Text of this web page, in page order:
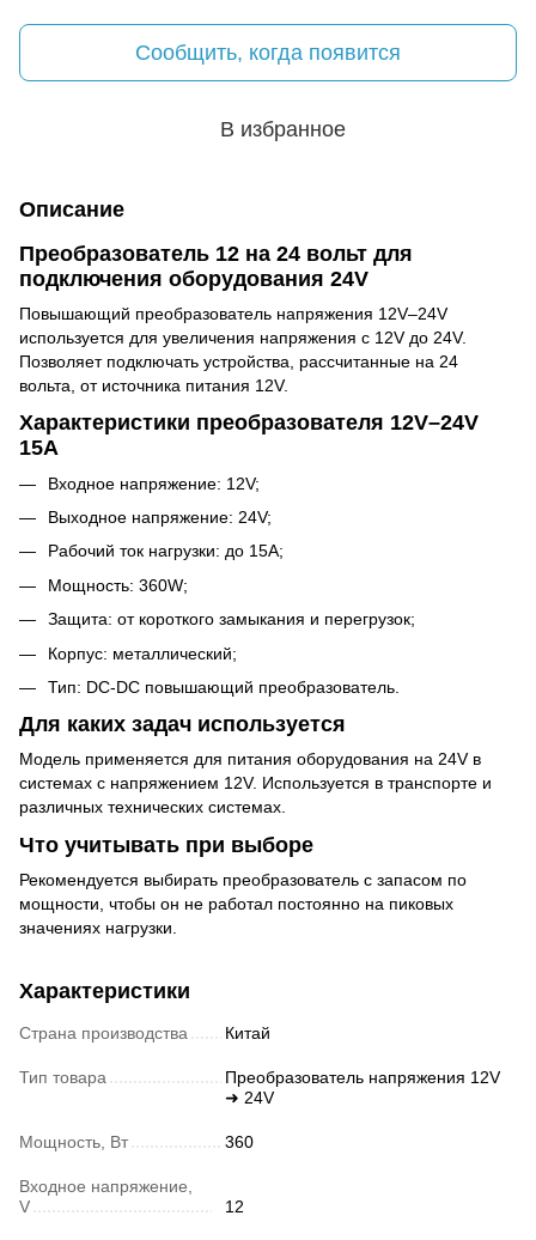
Сообщить, когда появится
В избранное
Описание
Преобразователь 12 на 24 вольт для
подключения оборудования 24V
Повышающий преобразователь напряжения 12V–24V
используется для увеличения напряжения с 12V до 24V.
Позволяет подключать устройства, рассчитанные на 24
вольта, от источника питания 12V.
Характеристики преобразователя 12V–24V
15A
Входное напряжение: 12V;
Выходное напряжение: 24V;
Рабочий ток нагрузки: до 15A;
Мощность: 360W;
Защита: от короткого замыкания и перегрузок;
Корпус: металлический;
Тип: DC-DC повышающий преобразователь.
Для каких задач используется
Модель применяется для питания оборудования на 24V в
системах с напряжением 12V. Используется в транспорте и
различных технических системах.
Что учитывать при выборе
Рекомендуется выбирать преобразователь с запасом по
мощности, чтобы он не работал постоянно на пиковых
значениях нагрузки.
Характеристики
Страна производства Китай
Тип товара
Преобразователь напряжения 12V
➜ 24V
Мощность, Вт 360
Входное напряжение,
V
12